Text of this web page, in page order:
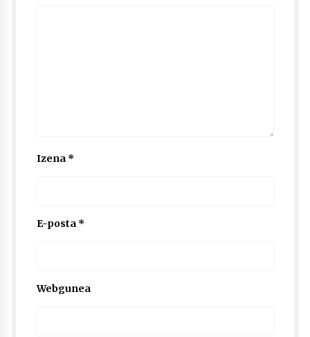
Izena *
E-posta *
Webgunea